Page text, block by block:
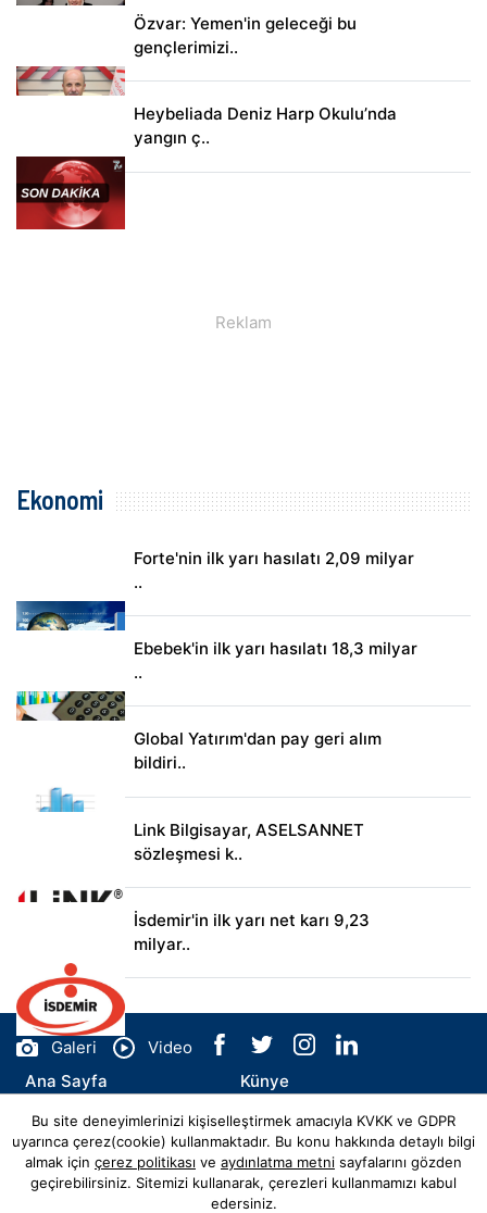
Özvar: Yemen'in geleceği bu
gençlerimizi..
Heybeliada Deniz Harp Okulu’nda
yangın ç..
Ekonomi
Forte'nin ilk yarı hasılatı 2,09 milyar
..
Ebebek'in ilk yarı hasılatı 18,3 milyar
..
Global Yatırım'dan pay geri alım
bildiri..
Link Bilgisayar, ASELSANNET
sözleşmesi k..
İsdemir'in ilk yarı net karı 9,23
milyar..
Galeri
Video
Ana Sayfa
Künye
İletişim
© Copyright 2026 belediyeajansi.com.tr Tüm Hakları Saklıdır.
Bu site deneyimlerinizi kişiselleştirmek amacıyla KVKK ve GDPR
uyarınca çerez(cookie) kullanmaktadır. Bu konu hakkında detaylı bilgi
almak için çerez politikası ve aydınlatma metni sayfalarını gözden
geçirebilirsiniz. Sitemizi kullanarak, çerezleri kullanmamızı kabul
edersiniz.